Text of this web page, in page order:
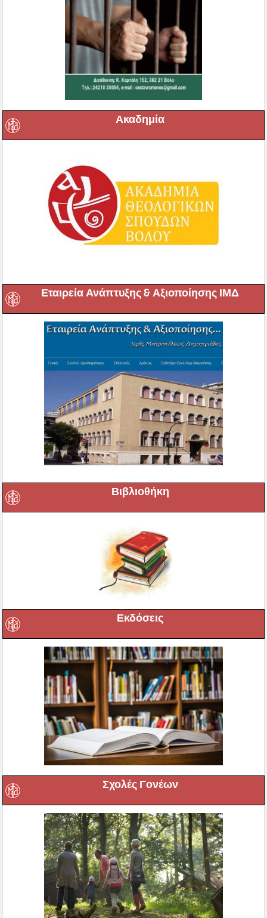
Ακαδημία
Εταιρεία Ανάπτυξης & Αξιοποίησης ΙΜΔ
Βιβλιοθήκη
Εκδόσεις
Σχολές Γονέων